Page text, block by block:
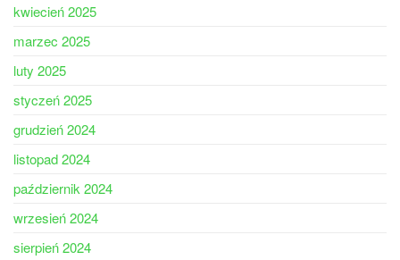
kwiecień 2025
marzec 2025
luty 2025
styczeń 2025
grudzień 2024
listopad 2024
październik 2024
wrzesień 2024
sierpień 2024